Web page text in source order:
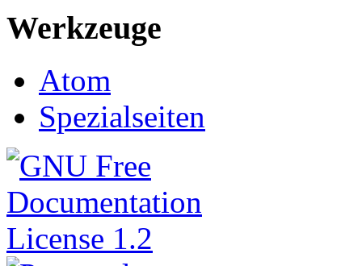
Werkzeuge
Atom
Spezialseiten